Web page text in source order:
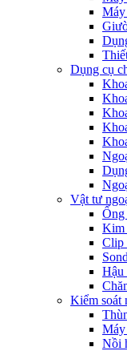
Máy
Dụng cụ
Vật tư
Ống
Kim
Clip
Hậu
Kiểm soát
Máy
Nồi